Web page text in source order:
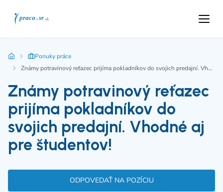
Ponuky práce
Známy potravinový reťazec prijíma pokladníkov do svojich predajní. Vhodné aj pre študentov!
Známy potravinový reťazec
prijíma pokladníkov do
svojich predajní. Vhodné aj
pre študentov!
ODPOVEDAŤ NA POZÍCIU